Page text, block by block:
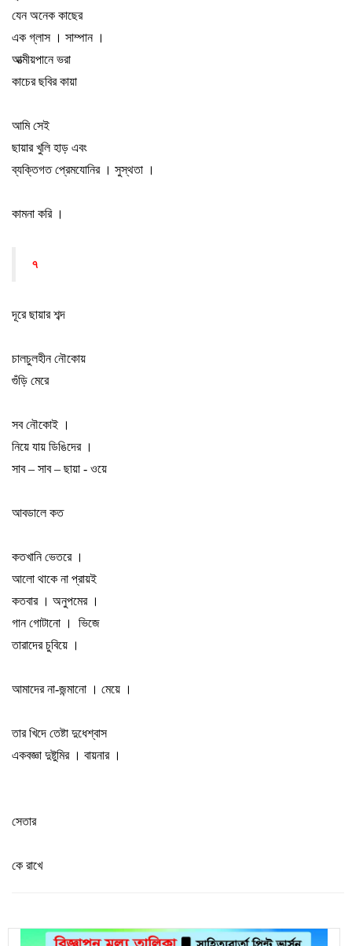
যেন অনেক কাছের
এক গ্লাস । সাম্পান ।
আত্মীয়পানে ভরা
কাচের ছবির কায়া
আমি সেই
ছায়ার খুলি হাড় এবং
ব্যক্তিগত প্রেমযোনির । সুস্থতা ।
কামনা করি ।
৭
দূরে ছায়ার শব্দ
চালচুলহীন নৌকোয়
গুঁড়ি মেরে
সব নৌকোই ।
নিয়ে যায় ডিঙিদের ।
সাব– সাব– ছায়া - ওয়ে
আবডালে কত
কতখানি ভেতরে ।
আলো থাকে না প্রায়ই
কতবার । অনুপমের ।
গান গোটানো ।
ভিজে
তারাদের চুবিয়ে ।
আমাদের না-জন্মানো । মেয়ে ।
তার খিদে তেষ্টা দুধেশ্বাস
একবজ্ঞা দুষ্টুমির । বায়নার ।
সেতার
কে রাখে